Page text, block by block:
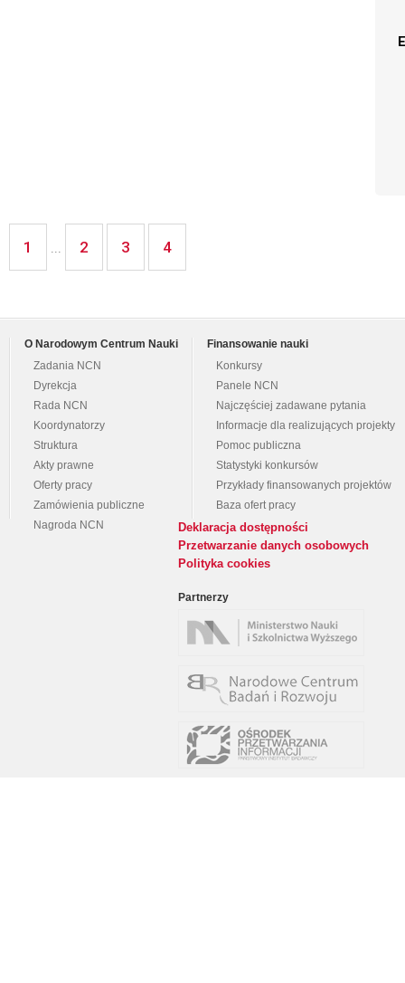
1 ... 2 3 4
O Narodowym Centrum Nauki
Zadania NCN
Dyrekcja
Rada NCN
Koordynatorzy
Struktura
Akty prawne
Oferty pracy
Zamówienia publiczne
Nagroda NCN
Finansowanie nauki
Konkursy
Panele NCN
Najczęściej zadawane pytania
Informacje dla realizujących projekty
Pomoc publiczna
Statystyki konkursów
Przykłady finansowanych projektów
Baza ofert pracy
Deklaracja dostępności
Przetwarzanie danych osobowych
Polityka cookies
Partnerzy